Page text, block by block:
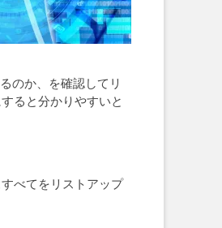
のか、を確認してリ
ると分かりやすいと
べてをリストアップ